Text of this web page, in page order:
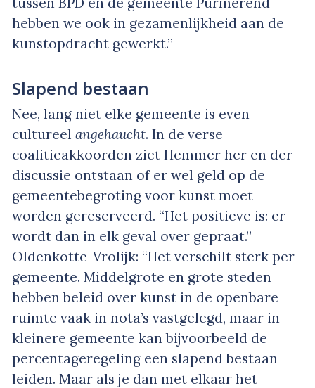
hebben we ook in gezamenlijkheid aan de
kunstopdracht gewerkt.”
Slapend bestaan
Nee, lang niet elke gemeente is even
cultureel angehaucht. In de verse
coalitieakkoorden ziet Hemmer her en der
discussie ontstaan of er wel geld op de
gemeentebegroting voor kunst moet
worden gereserveerd. “Het positieve is: er
wordt dan in elk geval over gepraat.”
Oldenkotte-Vrolijk: “Het verschilt sterk per
gemeente. Middelgrote en grote steden
hebben beleid over kunst in de openbare
ruimte vaak in nota’s vastgelegd, maar in
kleinere gemeente kan bijvoorbeeld de
percentageregeling een slapend bestaan
leiden. Maar als je dan met elkaar het